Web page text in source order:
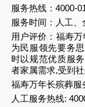
服务热线：4000-
服务时间：人工、
用户评价：福寿
为民服领先要务
时以规范优质服
者家属需求,受到
福寿万年长殡葬服
人工服务热线: